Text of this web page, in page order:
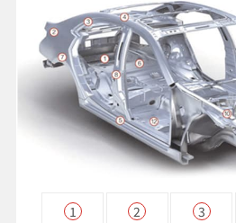
1
2
3